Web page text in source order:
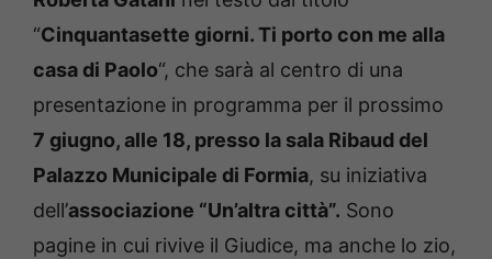
“Cinquantasette giorni. Ti porto con me alla
casa di Paolo“, che sarà al centro di una
presentazione in programma per il prossimo
7 giugno, alle 18, presso la sala Ribaud del
Palazzo Municipale di Formia, su iniziativa
dell’associazione “Un’altra città”. Sono
pagine in cui rivive il Giudice, ma anche lo zio,